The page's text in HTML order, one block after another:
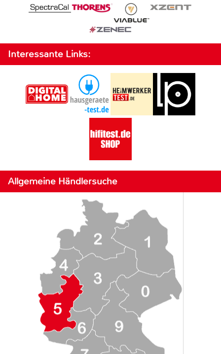
Interessante Links:
Allgemeine Händlersuche